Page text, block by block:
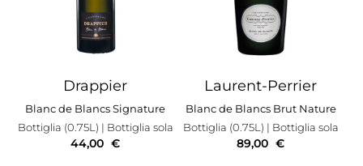
Drappier
Blanc de Blancs Signature
Bottiglia (0.75L) | Bottiglia sola
44,00 €
Laurent-Perrier
Blanc de Blancs Brut Nature
Bottiglia (0.75L) | Bottiglia sola
89,00 €